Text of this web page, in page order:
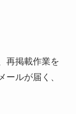
再掲載作業を
ールが届く、